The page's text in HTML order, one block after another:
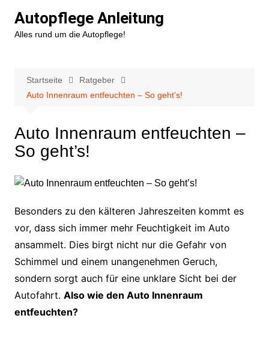
Inhalt
springen
Autopflege Anleitung
Alles rund um die Autopflege!
Startseite
Ratgeber
Auto Innenraum entfeuchten – So geht’s!
Auto Innenraum entfeuchten –
So geht’s!
Besonders zu den kälteren Jahreszeiten kommt es
vor, dass sich immer mehr Feuchtigkeit im Auto
ansammelt. Dies birgt nicht nur die Gefahr von
Schimmel und einem unangenehmen Geruch,
sondern sorgt auch für eine unklare Sicht bei der
Autofahrt. Also wie den Auto Innenraum
entfeuchten?